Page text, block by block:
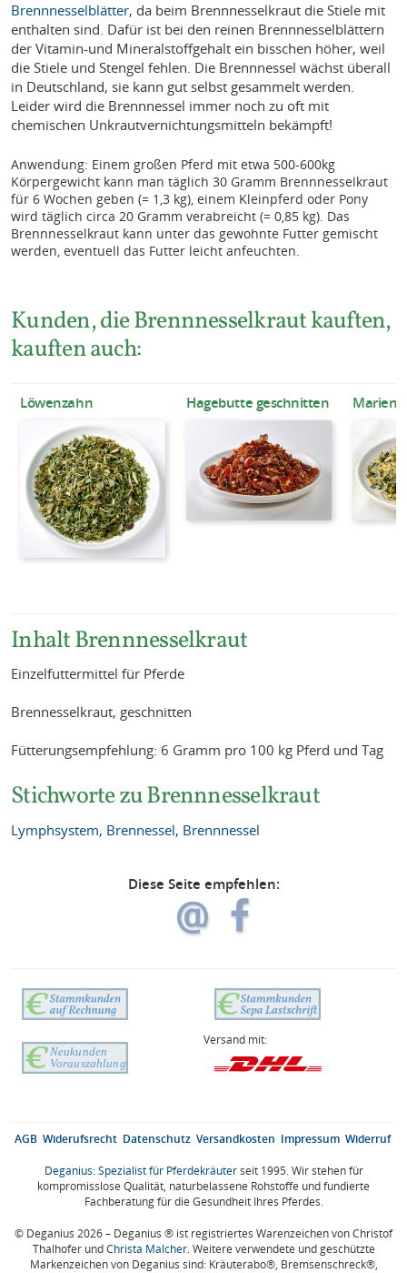
Brennnesselblätter, da beim Brennnesselkraut die Stiele mit
enthalten sind. Dafür ist bei den reinen Brennnesselblättern
der Vitamin-und Mineralstoffgehalt ein bisschen höher, weil
die Stiele und Stengel fehlen. Die Brennnessel wächst überall
in Deutschland, sie kann gut selbst gesammelt werden.
Leider wird die Brennnessel immer noch zu oft mit
chemischen Unkrautvernichtungsmitteln bekämpft!
Anwendung: Einem großen Pferd mit etwa 500-600kg
Körpergewicht kann man täglich 30 Gramm Brennnesselkraut
für 6 Wochen geben (= 1,3 kg), einem Kleinpferd oder Pony
wird täglich circa 20 Gramm verabreicht (= 0,85 kg). Das
Brennnesselkraut kann unter das gewohnte Futter gemischt
werden, eventuell das Futter leicht anfeuchten.
Kunden, die Brennnesselkraut kauften,
kauften auch:
Löwenzahn Hagebutte geschnitten
Inhalt Brennnesselkraut
Einzelfuttermittel für Pferde
Brennesselkraut, geschnitten
Fütterungsempfehlung: 6 Gramm pro 100 kg Pferd und Tag
Stichworte zu Brennnesselkraut
Lymphsystem, Brennessel, Brennnessel
Diese Seite empfehlen:
Versand mit:
AGB Widerufsrecht Datenschutz Versandkosten Impressum Widerruf
Deganius: Spezialist für Pferdekräuterseit 1995. Wir stehen für
kompromisslose Qualität, naturbelassene Rohstoffe und fundierte
Fachberatung für die Gesundheit Ihres Pferdes.
© Deganius 2026 – Deganius ® ist registriertes Warenzeichen von Christof
Thalhofer undChrista Malcher. Weitere verwendete und geschützte
Markenzeichen von Deganius sind: Kräuterabo®, Bremsenschreck®,